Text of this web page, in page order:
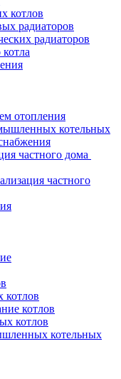
котлов
радиаторов
радиаторов
отопления
котельных
частного дома
частного
котлов
котлов
котлов
котельных